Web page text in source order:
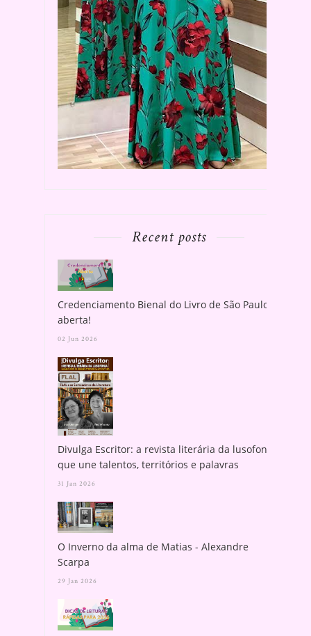
Recent posts
Credenciamento Bienal do Livro de São Paulo
aberta!
02 Jun 2026
Divulga Escritor: a revista literária da lusofonia
que une talentos, territórios e palavras
31 Jan 2026
O Inverno da alma de Matias - Alexandre
Scarpa
29 Jan 2026